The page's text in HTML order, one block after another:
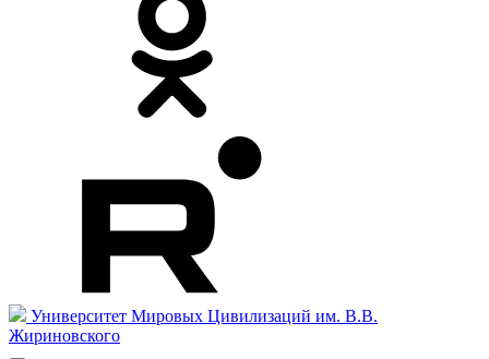
Университет Мировых Цивилизаций им. В.В.
Жириновского